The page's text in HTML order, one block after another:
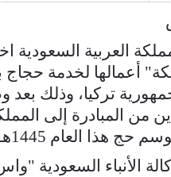
العربية السعودية
أعمالها لخدمة حجاج
تركيا، وذلك
من المبادرة إلى
هذا العام 1445هـ.
الأنباء السعودية